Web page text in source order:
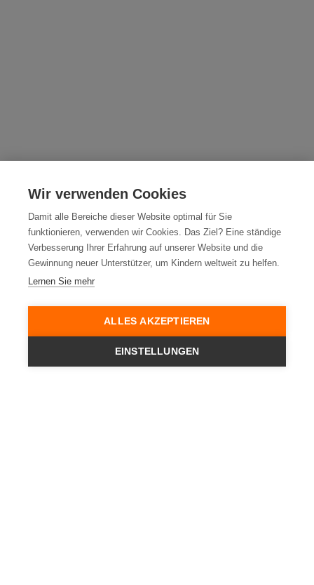
Wir verwenden Cookies
Damit alle Bereiche dieser Website optimal für Sie
funktionieren, verwenden wir Cookies. Das Ziel? Eine ständige
Verbesserung Ihrer Erfahrung auf unserer Website und die
Gewinnung neuer Unterstützer, um Kindern weltweit zu helfen.
Lernen Sie mehr
ALLES AKZEPTIEREN
EINSTELLUNGEN